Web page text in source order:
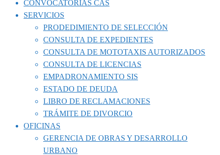
CONVOCATORIAS CAS
SERVICIOS
PRODEDIMIENTO DE SELECCIÓN
CONSULTA DE EXPEDIENTES
CONSULTA DE MOTOTAXIS AUTORIZADOS
CONSULTA DE LICENCIAS
EMPADRONAMIENTO SIS
ESTADO DE DEUDA
LIBRO DE RECLAMACIONES
TRÁMITE DE DIVORCIO
OFICINAS
GERENCIA DE OBRAS Y DESARROLLO
URBANO